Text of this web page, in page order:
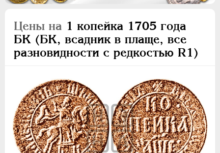
Цены на 1 копейка 1705 года
БК (БК, всадник в плаще, все
разновидности с редкостью R1)
Серебро
Медь
5 копеек
Полушка
Полполушки
Пробные
Для Речи Посполитой